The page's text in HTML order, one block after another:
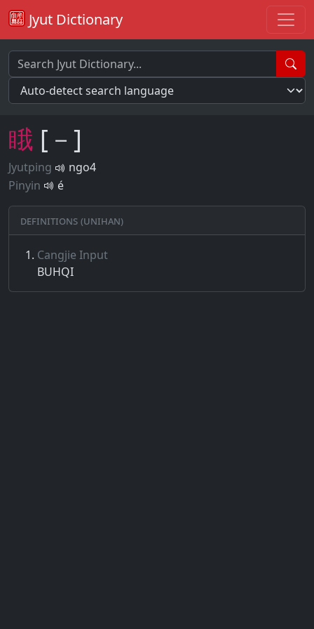
Jyut Dictionary
睋 [－]
Jyutping
ngo4
Pinyin
é
Definitions (Unihan)
Cangjie Input
BUHQI